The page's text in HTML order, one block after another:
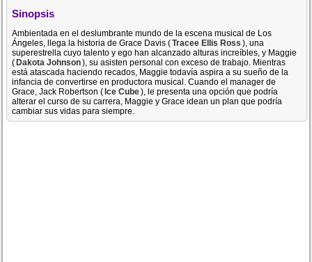
Sinopsis
Ambientada en el deslumbrante mundo de la escena musical de Los
Ángeles, llega la historia de Grace Davis (Tracee Ellis Ross ), una
superestrella cuyo talento y ego han alcanzado alturas increíbles, y Maggie
(Dakota Johnson), su asisten personal con exceso de trabajo. Mientras
está atascada haciendo recados, Maggie todavía aspira a su sueño de la
infancia de convertirse en productora musical. Cuando el manager de
Grace, Jack Robertson (Ice Cube), le presenta una opción que podría
alterar el curso de su carrera, Maggie y Grace idean un plan que podría
cambiar sus vidas para siempre.